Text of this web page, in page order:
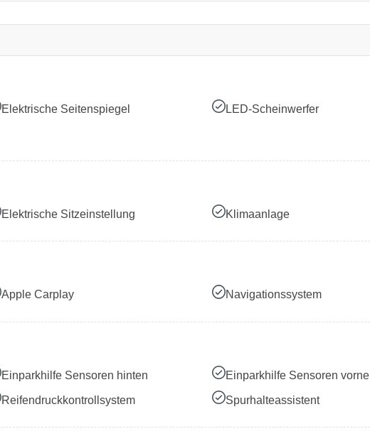
Elektrische Seitenspiegel LED-Scheinwerfer
Elektrische Sitzeinstellung Klimaanlage
Apple Carplay Navigationssystem
Einparkhilfe Sensoren hinten Einparkhilfe Sensoren vorne
Reifendruckkontrollsystem Spurhalteassistent